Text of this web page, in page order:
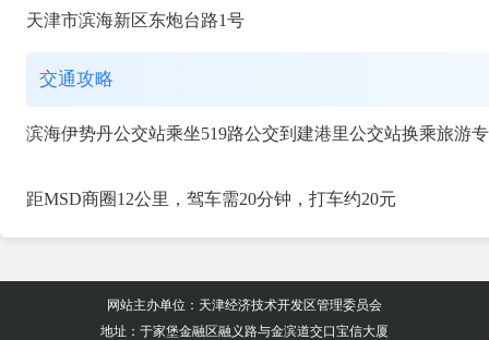
天津市滨海新区东炮台路1号
交通攻略
滨海伊势丹公交站乘坐519路公交到建港里公交站换乘旅游
距MSD商圈12公里，驾车需20分钟，打车约20元
网站主办单位：天津经济技术开发区管理委员会
地址：于家堡金融区融义路与金滨道交口宝信大厦